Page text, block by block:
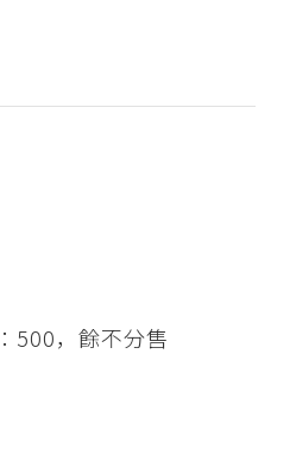
500，餘不分售